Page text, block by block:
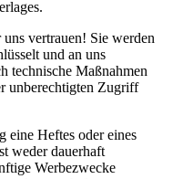
vertrauen! Sie werden
und an uns
technische Maßnahmen
unberechtigten Zugriff
eine Heftes oder eines
weder dauerhaft
Werbezwecke